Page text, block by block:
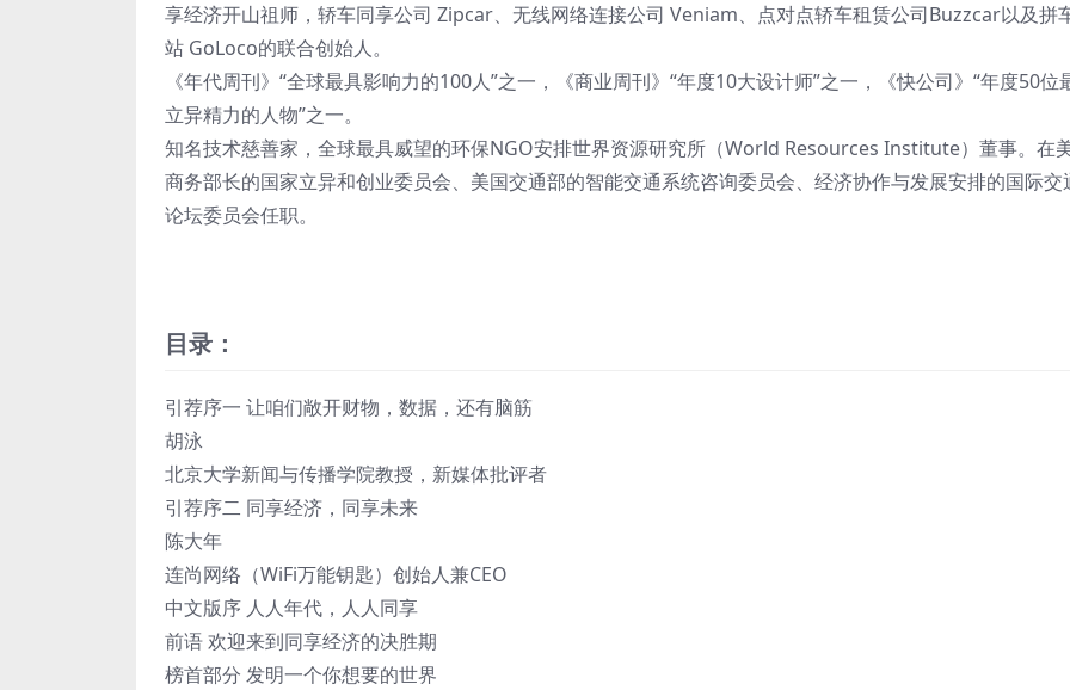
享经济开山祖师，轿车同享公司 Zipcar、无线网络连接公司 Veniam、点对点轿车租赁公司Buzzcar以及拼
站 GoLoco的联合创始人。
《年代周刊》“全球最具影响力的100人”之一，《商业周刊》“年度10大设计师”之一，《快公司》“年度50位
立异精力的人物”之一。
知名技术慈善家，全球最具威望的环保NGO安排世界资源研究所（World Resources Institute）董事。在
商务部长的国家立异和创业委员会、美国交通部的智能交通系统咨询委员会、经济协作与发展安排的国际交
论坛委员会任职。
目录：
引荐序一 让咱们敞开财物，数据，还有脑筋
胡泳
北京大学新闻与传播学院教授，新媒体批评者
引荐序二 同享经济，同享未来
陈大年
连尚网络（WiFi万能钥匙）创始人兼CEO
中文版序 人人年代，人人同享
前语 欢迎来到同享经济的决胜期
榜首部分 发明一个你想要的世界